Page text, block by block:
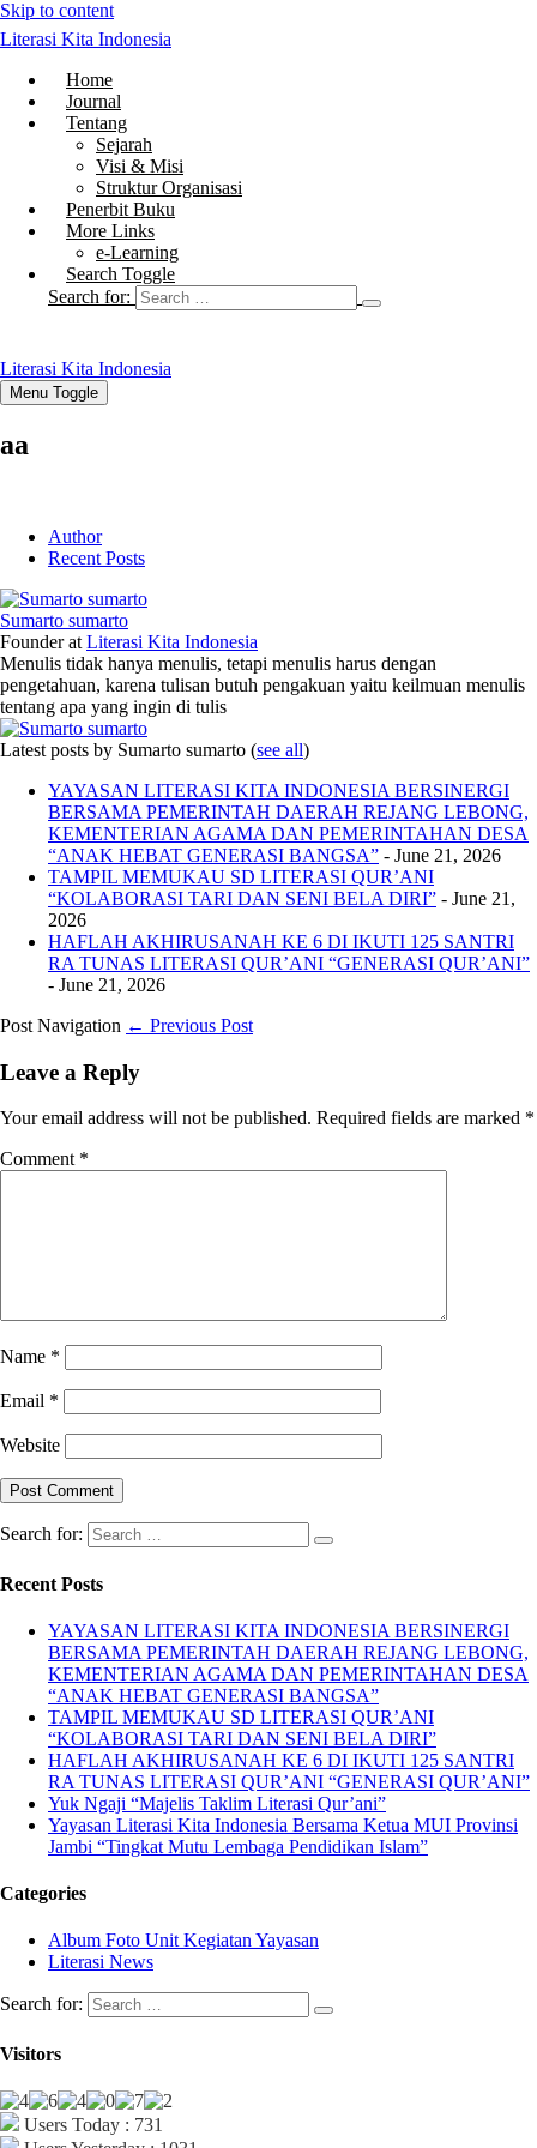
Skip to content
Literasi Kita Indonesia
Home
Journal
Tentang
Sejarah
Visi & Misi
Struktur Organisasi
Penerbit Buku
More Links
e-Learning
Search Toggle
Search for:
Literasi Kita Indonesia
Menu Toggle
aa
Author
Recent Posts
Sumarto sumarto
Founderat Literasi Kita Indonesia
Menulis tidak hanya menulis, tetapi menulis harus dengan
pengetahuan, karena tulisan butuh pengakuan yaitu keilmuan menulis
tentang apa yang ingin di tulis
Latest posts by Sumarto sumarto (see all)
YAYASAN LITERASI KITA INDONESIA BERSINERGI
BERSAMA PEMERINTAH DAERAH REJANG LEBONG,
KEMENTERIAN AGAMA DAN PEMERINTAHAN DESA
“ANAK HEBAT GENERASI BANGSA” - June 21, 2026
TAMPIL MEMUKAU SD LITERASI QUR’ANI
“KOLABORASI TARI DAN SENI BELA DIRI” - June 21,
2026
HAFLAH AKHIRUSANAH KE 6 DI IKUTI 125 SANTRI
RA TUNAS LITERASI QUR’ANI “GENERASI QUR’ANI”
- June 21, 2026
Post Navigation ← Previous Post
Leave a Reply
Your email address will not be published. Required fields are marked *
Comment *
Name *
Email *
Website
Search for:
Recent Posts
YAYASAN LITERASI KITA INDONESIA BERSINERGI
BERSAMA PEMERINTAH DAERAH REJANG LEBONG,
KEMENTERIAN AGAMA DAN PEMERINTAHAN DESA
“ANAK HEBAT GENERASI BANGSA”
TAMPIL MEMUKAU SD LITERASI QUR’ANI
“KOLABORASI TARI DAN SENI BELA DIRI”
HAFLAH AKHIRUSANAH KE 6 DI IKUTI 125 SANTRI
RA TUNAS LITERASI QUR’ANI “GENERASI QUR’ANI”
Yuk Ngaji “Majelis Taklim Literasi Qur’ani”
Yayasan Literasi Kita Indonesia Bersama Ketua MUI Provinsi
Jambi “Tingkat Mutu Lembaga Pendidikan Islam”
Categories
Album Foto Unit Kegiatan Yayasan
Literasi News
Search for:
Visitors
Users Today : 731